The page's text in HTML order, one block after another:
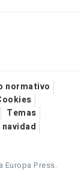
normativo
Temas
Europa Press.